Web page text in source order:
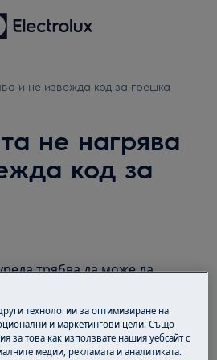
и не извежда код за грешка
не нагрява
код за
трябва да може да
извежда код за грешка.
следвайте указанията
технологии за оптимизиране на
и маркетингови цели. Също
за това как използвате нашия уебсайт с
медии, рекламата и аналитиката.